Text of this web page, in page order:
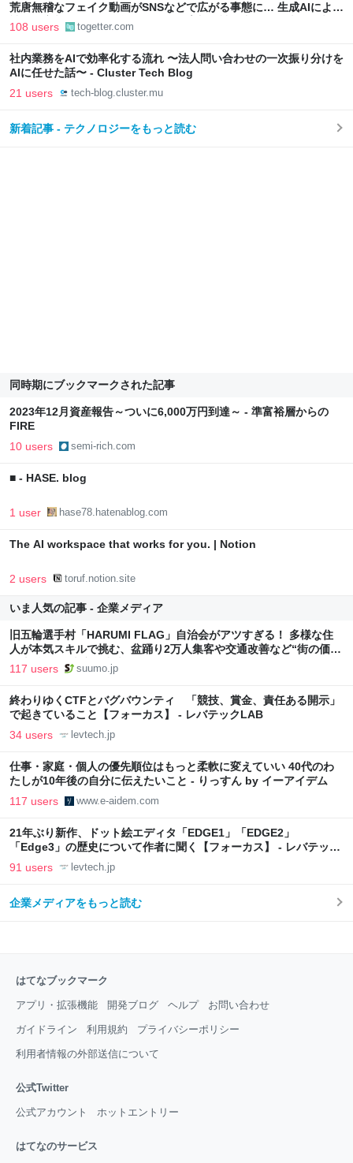
荒唐無稽なフェイク動画がSNSなどで広がる事態に… 生成AIによる
被爆の実相からはかけ離れた動画も増加、被爆者からは憤りの声も
108 users togetter.com
社内業務をAIで効率化する流れ 〜法人問い合わせの一次振り分けを
AIに任せた話〜 - Cluster Tech Blog
21 users tech-blog.cluster.mu
新着記事 - テクノロジーをもっと読む
同時期にブックマークされた記事
2023年12月資産報告～ついに6,000万円到達～ - 準富裕層からの
FIRE
10 users semi-rich.com
■ - HASE. blog
1 user hase78.hatenablog.com
The AI workspace that works for you. | Notion
2 users toruf.notion.site
いま人気の記事 - 企業メディア
旧五輪選手村「HARUMI FLAG」自治会がアツすぎる！ 多様な住
人が本気スキルで挑む、盆踊り2万人集客や交通改善など“街の価値
向上”戦略 東京・中央区
117 users suumo.jp
終わりゆくCTFとバグバウンティ 「競技、賞金、責任ある開示」
で起きていること【フォーカス】 - レバテックLAB
34 users levtech.jp
仕事・家庭・個人の優先順位はもっと柔軟に変えていい 40代のわ
たしが10年後の自分に伝えたいこと - りっすん by イーアイデム
117 users www.e-aidem.com
21年ぶり新作、ドット絵エディタ「EDGE1」「EDGE2」
「Edge3」の歴史について作者に聞く【フォーカス】 - レバテック
LAB
91 users levtech.jp
企業メディアをもっと読む
はてなブックマーク
アプリ・拡張機能 開発ブログ ヘルプ お問い合わせ
ガイドライン 利用規約 プライバシーポリシー
利用者情報の外部送信について
公式Twitter
公式アカウント ホットエントリー
はてなのサービス